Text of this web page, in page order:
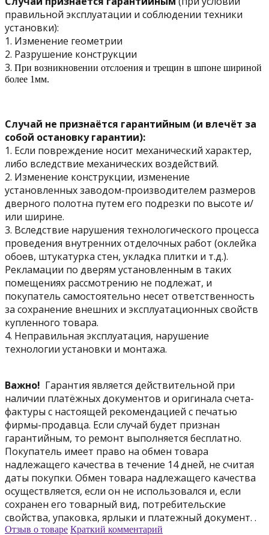
правильной эксплуатации и соблюдении техники
установки):
1. Изменение геометрии
2. Разрушение конструкции
3. При возникновении отслоения и трещин в шпоне шириной
более 1мм.
Случай не признаётся гарантийным (и влечёт за
собой остановку гарантии):
1. Если повреждение носит механический характер,
либо вследствие механических воздействий.
2. Изменение конструкции, изменение
установленных заводом-производителем размеров
дверного полотна путем его подрезки по высоте и/
или ширине.
3. Вследствие нарушения технологического процесса
проведения внутренних отделочных работ (оклейка
обоев, штукатурка стен, укладка плитки и т.д.).
Рекламации по дверям установленным в таких
помещениях рассмотрению не подлежат, и
покупатель самостоятельно несет ответственность
за сохранение внешних и эксплуатационных свойств
купленного товара.
4. Неправильная эксплуатация, нарушение
технологии установки и монтажа.
Важно! Гарантия является действительной при
наличии платёжных документов и оригинала счета-
фактуры с настоящей рекомендацией с печатью
фирмы-продавца. Если случай будет признан
гарантийным, то ремонт выполняется бесплатно.
Покупатель имеет право на обмен товара
надлежащего качества в течение 14 дней, не считая
даты покупки. Обмен товара надлежащего качества
осуществляется, если он не использовался и, если
сохранен его товарный вид, потребительские
свойства, упаковка, ярлыки и платежный документ. .
Отзыв о товаре Краткий комментарий